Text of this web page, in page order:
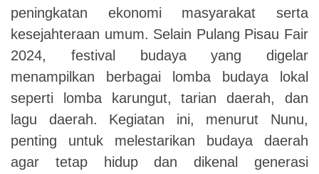
peningkatan ekonomi masyarakat serta
kesejahteraan umum. Selain Pulang Pisau Fair
2024, festival budaya yang digelar
menampilkan berbagai lomba budaya lokal
seperti lomba karungut, tarian daerah, dan
lagu daerah. Kegiatan ini, menurut Nunu,
penting untuk melestarikan budaya daerah
agar tetap hidup dan dikenal generasi